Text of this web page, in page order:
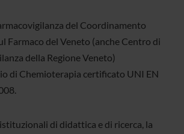
del Coordinamento
Farmaco del Veneto (anche Centro di
della Regione Veneto)
di Chemioterapia certificato UNI EN
di didattica e di ricerca, la